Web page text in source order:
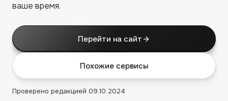
ваше время.
Перейти на сайт
Похожие сервисы
Проверено редакцией 09.10.2024